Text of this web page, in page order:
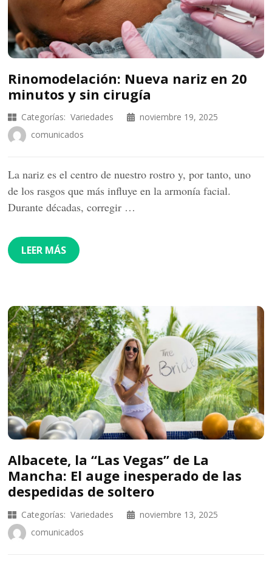
Rinomodelación: Nueva nariz en 20
minutos y sin cirugía
Categorías: Variedades
noviembre 19, 2025
comunicados
La nariz es el centro de nuestro rostro y, por tanto, uno
de los rasgos que más influye en la armonía facial.
Durante décadas, corregir …
LEER MÁS
Albacete, la “Las Vegas” de La
Mancha: El auge inesperado de las
despedidas de soltero
Categorías: Variedades
noviembre 13, 2025
comunicados